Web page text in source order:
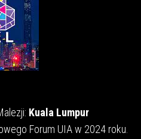
Kuala Lumpur
Forum UIA w 2024 roku.